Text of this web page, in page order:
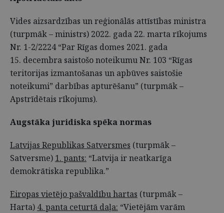
Vides aizsardzības un reģionālās attīstības ministra
(turpmāk – ministrs) 2022. gada 22. marta rīkojums
Nr. 1-2/2224 “Par Rīgas domes 2021. gada
15. decembra saistošo noteikumu Nr. 103 “Rīgas
teritorijas izmantošanas un apbūves saistošie
noteikumi” darbības apturēšanu” (turpmāk –
Apstrīdētais rīkojums).
Augstāka juridiska spēka normas
Latvijas Republikas Satversmes (turpmāk –
Satversme) 1. pants: “Latvija ir neatkarīga
demokrātiska republika.”
Eiropas vietējo pašvaldību hartas (turpmāk –
Harta) 4. panta ceturtā daļa: “Vietējām varām